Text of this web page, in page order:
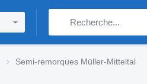
Semi-remorques Müller-Mitteltal